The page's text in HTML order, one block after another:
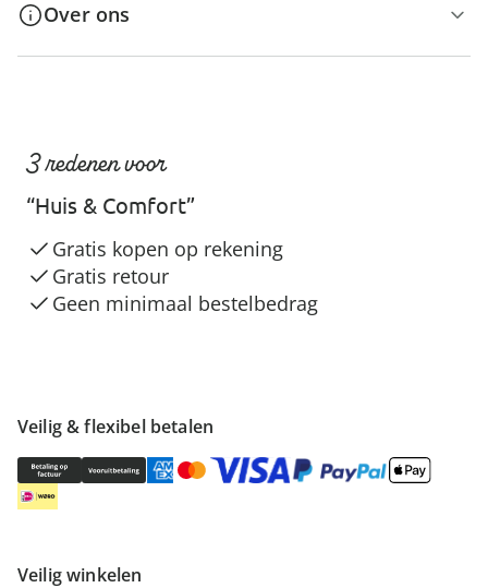
Over ons
Veilig & flexibel betalen
Veilig winkelen
3 redenen voor
“Huis & Comfort”
Gratis kopen op rekening
Gratis retour
Geen minimaal bestelbedrag